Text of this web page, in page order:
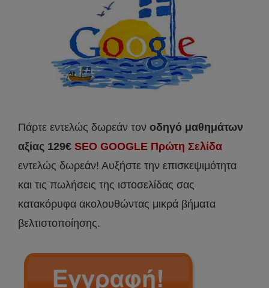
Πάρτε εντελώς δωρεάν τον οδηγό μαθημάτων
αξίας 129€ SEO GOOGLE Πρώτη Σελίδα
εντελώς δωρεάν! Αυξήστε την επισκεψιμότητα
και τις πωλήσεις της ιστοσελίδας σας
κατακόρυφα ακολουθώντας μικρά βήματα
βελτιστοποίησης.